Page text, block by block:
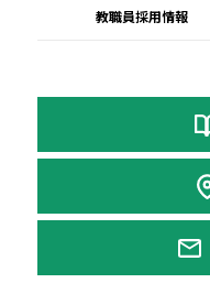
教職員採用情報